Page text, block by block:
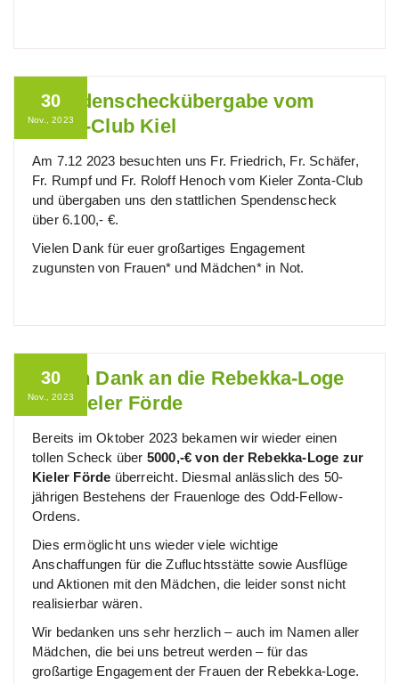
30
Nov., 2023
Spendenscheckübergabe vom
Zonta-Club Kiel
Am 7.12 2023 besuchten uns Fr. Friedrich, Fr. Schäfer,
Fr. Rumpf und Fr. Roloff Henoch vom Kieler Zonta-Club
und übergaben uns den stattlichen Spendenscheck
über 6.100,- €.
Vielen Dank für euer großartiges Engagement
zugunsten von Frauen* und Mädchen* in Not.
30
Nov., 2023
Vielen Dank an die Rebekka-Loge
zur Kieler Förde
Bereits im Oktober 2023 bekamen wir wieder einen
tollen Scheck über 5000,-€ von der Rebekka-Loge zur
Kieler Förde überreicht. Diesmal anlässlich des 50-
jährigen Bestehens der Frauenloge des Odd-Fellow-
Ordens.
Dies ermöglicht uns wieder viele wichtige
Anschaffungen für die Zufluchtsstätte sowie Ausflüge
und Aktionen mit den Mädchen, die leider sonst nicht
realisierbar wären.
Wir bedanken uns sehr herzlich – auch im Namen aller
Mädchen, die bei uns betreut werden – für das
großartige Engagement der Frauen der Rebekka-Loge.